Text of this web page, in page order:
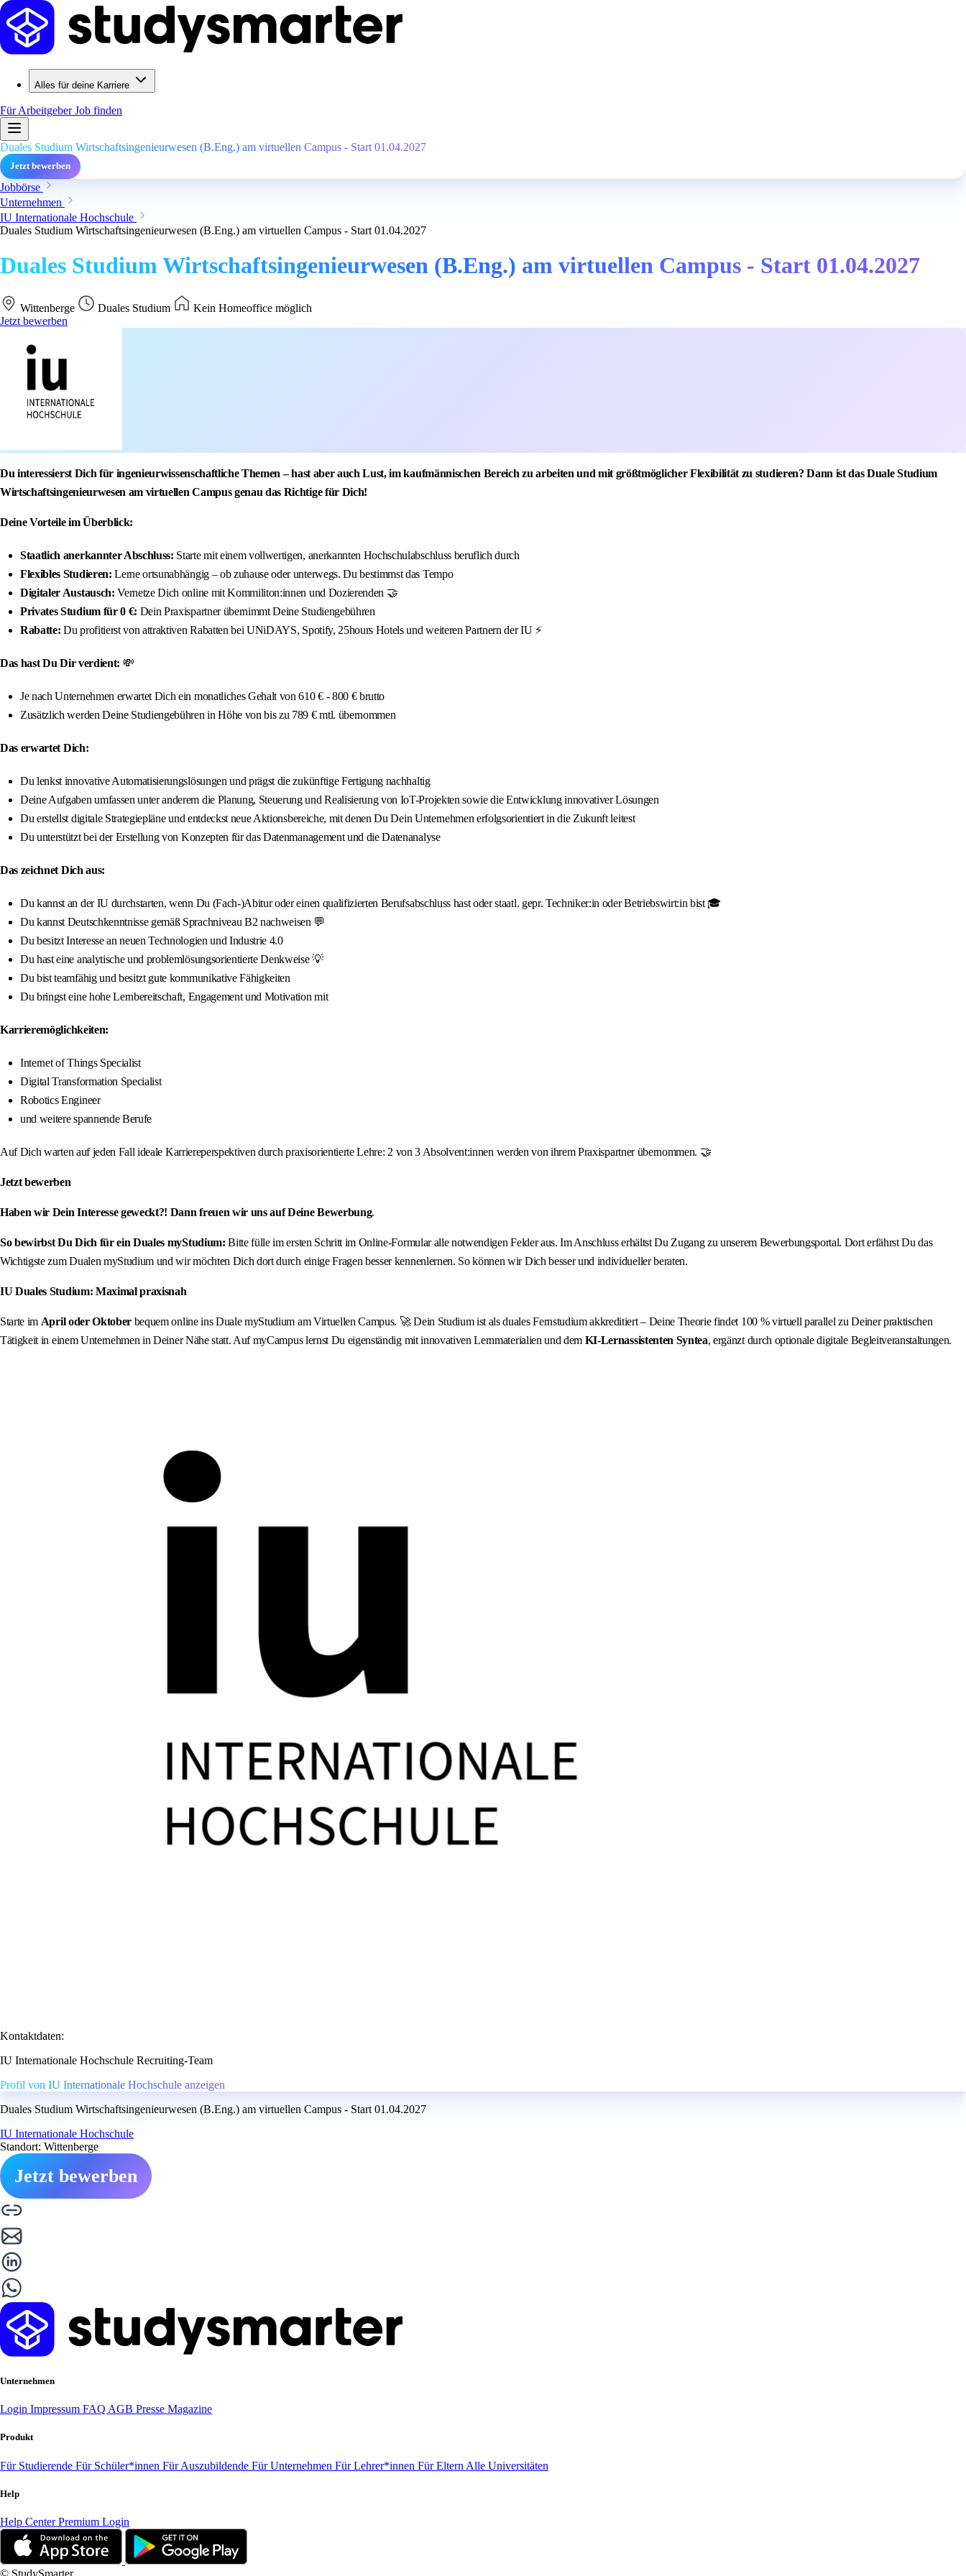
Alles für deine Karriere
Für ArbeitgeberJob finden
Duales Studium Wirtschaftsingenieurwesen (B.Eng.) am virtuellen Campus - Start 01.04.2027
Jetzt bewerben
Jobbörse
Unternehmen
IU Internationale Hochschule
Duales Studium Wirtschaftsingenieurwesen (B.Eng.) am virtuellen Campus - Start 01.04.2027
Duales Studium Wirtschaftsingenieurwesen (B.Eng.) am virtuellen Campus - Start 01.04.2027
Wittenberge Duales Studium
Kein Homeoffice möglich
Jetzt bewerben
Du interessierst Dich für ingenieurwissenschaftliche Themen – hast aber auch Lust, im kaufmännischen Bereich zu arbeiten und mit größtmöglicher Flexibilität zu studieren? Dann ist das Duale Studium
Wirtschaftsingenieurwesen am virtuellen Campus genau das Richtige für Dich!
Deine Vorteile im Überblick:
Staatlich anerkannter Abschluss: Starte mit einem vollwertigen, anerkannten Hochschulabschluss beruflich durch
Flexibles Studieren: Lerne ortsunabhängig – ob zuhause oder unterwegs. Du bestimmst das Tempo
Digitaler Austausch: Vernetze Dich online mit Kommiliton:innen und Dozierenden 🤝
Privates Studium für 0 €: Dein Praxispartner übernimmt Deine Studiengebühren
Rabatte:Du profitierst von attraktiven Rabatten bei UNiDAYS, Spotify, 25hours Hotels und weiteren Partnern der IU ⚡️
Das hast Du Dir verdient: 💸
Je nach Unternehmen erwartet Dich ein monatliches Gehalt von 610 € - 800 € brutto
Zusätzlich werden Deine Studiengebühren in Höhe von bis zu 789 € mtl. übernommen
Das erwartet Dich:
Du lenkst innovative Automatisierungslösungen und prägst die zukünftige Fertigung nachhaltig
Deine Aufgaben umfassen unter anderem die Planung, Steuerung und Realisierung von IoT-Projekten sowie die Entwicklung innovativer Lösungen
Du erstellst digitale Strategiepläne und entdeckst neue Aktionsbereiche, mit denen Du Dein Unternehmen erfolgsorientiert in die Zukunft leitest
Du unterstützt bei der Erstellung von Konzepten für das Datenmanagement und die Datenanalyse
Das zeichnet Dich aus:
Du kannst an der IU durchstarten, wenn Du (Fach-)Abitur oder einen qualifizierten Berufsabschluss hast oder staatl. gepr. Techniker:in oder Betriebswirt:in bist 🎓
Du kannst Deutschkenntnisse gemäß Sprachniveau B2 nachweisen 💬
Du besitzt Interesse an neuen Technologien und Industrie 4.0
Du hast eine analytische und problemlösungsorientierte Denkweise 💡
Du bist teamfähig und besitzt gute kommunikative Fähigkeiten
Du bringst eine hohe Lernbereitschaft, Engagement und Motivation mit
Karrieremöglichkeiten:
Internet of Things Specialist
Digital Transformation Specialist
Robotics Engineer
und weitere spannende Berufe
Auf Dich warten auf jeden Fall ideale Karriereperspektiven durch praxisorientierte Lehre: 2 von 3 Absolvent:innen werden von ihrem Praxispartner übernommen. 🤝
Jetzt bewerben
Haben wir Dein Interesse geweckt?! Dann freuen wir uns auf Deine Bewerbung.
So bewirbst Du Dich für ein Duales myStudium: Bitte fülle im ersten Schritt im Online-Formular alle notwendigen Felder aus. Im Anschluss erhältst Du Zugang zu unserem Bewerbungsportal. Dort erfährst Du das
Wichtigste zum Dualen myStudium und wir möchten Dich dort durch einige Fragen besser kennenlernen. So können wir Dich besser und individueller beraten.
IU Duales Studium: Maximal praxisnah
Starte im April oder Oktober bequem online ins Duale myStudium am Virtuellen Campus. 🚀 Dein Studium ist als duales Fernstudium akkreditiert – Deine Theorie findet 100 % virtuell parallel zu Deiner praktischen
Tätigkeit in einem Unternehmen in Deiner Nähe statt. Auf myCampus lernst Du eigenständig mit innovativen Lernmaterialien und dem KI‑Lernassistenten Syntea, ergänzt durch optionale digitale Begleitveranstaltungen.
Kontaktdaten:
IU Internationale Hochschule Recruiting-Team
Profil von IU Internationale Hochschule anzeigen
Duales Studium Wirtschaftsingenieurwesen (B.Eng.) am virtuellen Campus - Start 01.04.2027
IU Internationale Hochschule
Standort: Wittenberge
Jetzt bewerben
Unternehmen
Login Impressum FAQ AGB Presse Magazine
Produkt
Für Studierende Für Schüler*innen Für Auszubildende Für Unternehmen Für Lehrer*innen Für Eltern Alle Universitäten
Help
Help CenterPremium Login
© StudySmarter